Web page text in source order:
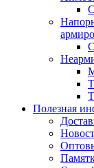
Полезная